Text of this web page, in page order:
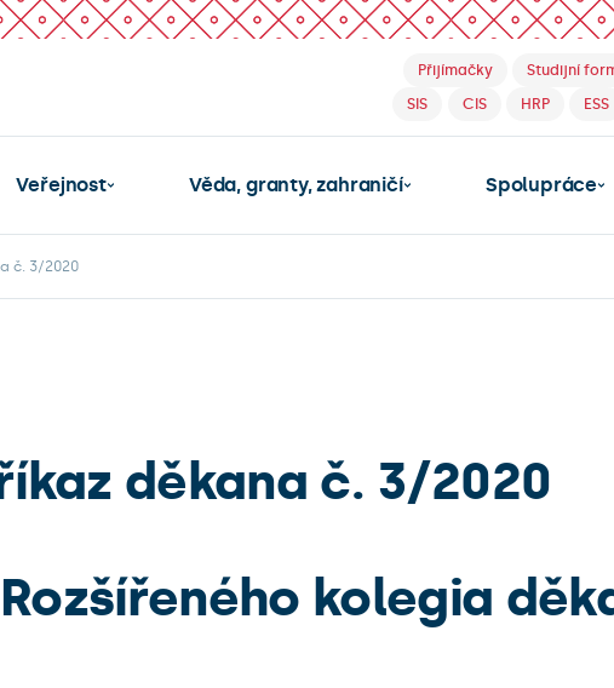
Přijímačky Studijní
SIS
CIS HRP ESS
Veřejnost Věda, granty, zahraničí Spolupráce
č. 3/2020
děkana č. 3/2020
kolegia